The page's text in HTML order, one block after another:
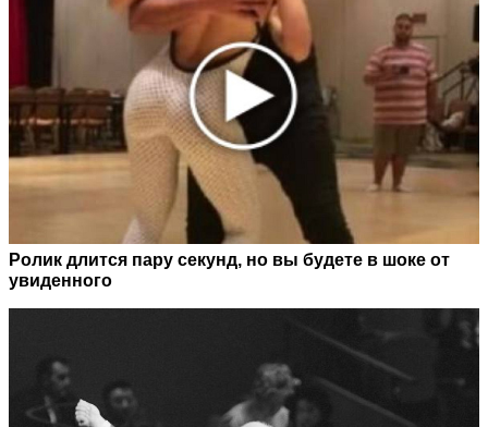
Ролик длится пару секунд, но вы будете в шоке от
увиденного